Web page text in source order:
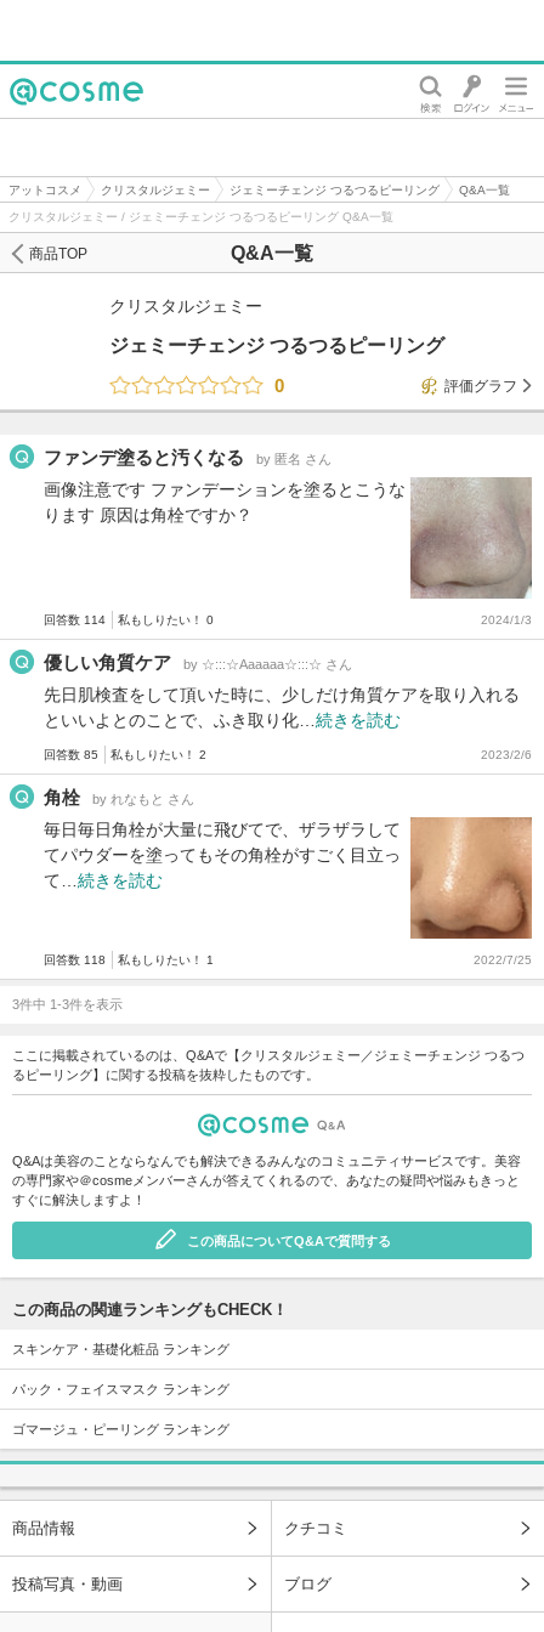
アットコスメ クリスタルジェミー ジェミーチェンジ つるつるピーリング
Q&A一覧
クリスタルジェミー / ジェミーチェンジ つるつるピーリング Q&A一覧
Q&A一覧
商品TOP
クリスタルジェミー
ジェミーチェンジ つるつるピーリング
0
評価グラフ
ファンデ塗ると汚くなる by 匿名 さん
画像注意です ファンデーションを塗るとこうな
ります 原因は角栓ですか？
回答数 114 私もしりたい！ 0 2024/1/3
優しい角質ケア by ☆:::☆Aaaaaa☆:::☆ さん
先日肌検査をして頂いた時に、少しだけ角質ケアを取り入れる
といいよとのことで、ふき取り化… 続きを読む
回答数 85 私もしりたい！ 2 2023/2/6
角栓 by れなもと さん
毎日毎日角栓が大量に飛びてで、ザラザラして
てパウダーを塗ってもその角栓がすごく目立っ
て… 続きを読む
回答数 118 私もしりたい！ 1 2022/7/25
3件中 1-3件を表示
ここに掲載されているのは、Q&Aで【クリスタルジェミー／ジェミーチェンジ つるつ
るピーリング】に関する投稿を抜粋したものです。
Q&Aは美容のことならなんでも解決できるみんなのコミュニティサービスです。美容
の専門家や＠cosmeメンバーさんが答えてくれるので、あなたの疑問や悩みもきっと
すぐに解決しますよ！
この商品についてQ&Aで質問する
この商品の関連ランキングもCHECK！
スキンケア・基礎化粧品 ランキング
パック・フェイスマスク ランキング
ゴマージュ・ピーリング ランキング
商品情報 クチコミ
投稿写真・動画 ブログ